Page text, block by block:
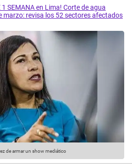
1 SEMANA en Lima! Corte de agua
marzo: revisa los 52 sectores afectados
de armar un show mediático